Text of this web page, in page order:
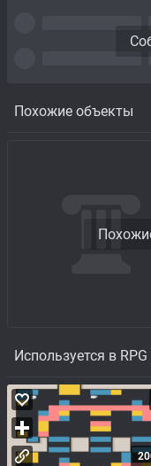
Похожие объекты
Используется в